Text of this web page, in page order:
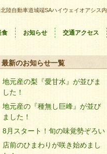
陸自動車道城端SAハイウェイオアシス内
食 お知らせ 交通アクセス
最新のお知らせ一覧
地元産の梨『愛甘水』が並びま
した！
地元産の『種無し巨峰』が並び
ました！
8月スタート！旬の味覚勢ぞろい
店前のひまわりが咲き始めまし